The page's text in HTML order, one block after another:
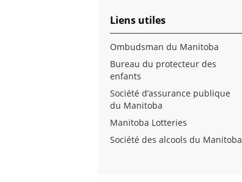
Liens utiles
Ombudsman du Manitoba
Bureau du protecteur des
enfants
Société d’assurance publique
du Manitoba
Manitoba Lotteries
Société des alcools du Manitoba